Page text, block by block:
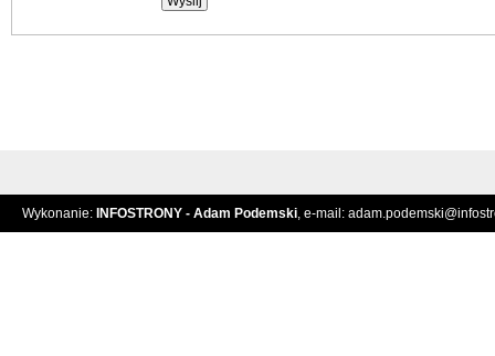
Wykonanie: INFOSTRONY - Adam Podemski, e-mail: